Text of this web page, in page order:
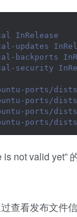
InRelease
ports
focal-
ports/
ports/
ports/
ports/
not valid yet” 的
查看发布文件信